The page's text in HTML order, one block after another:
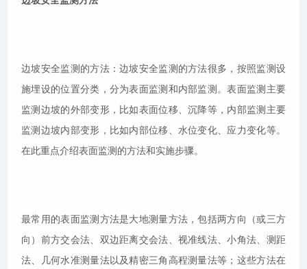
边坡安全监测的方法：边坡安全监测的方法很多，按照监测设
施埋设的位置分类，分为表面监测和内部监测。表面监测主要
监测边坡的外部变形，比如表面位移、沉降等，内部监测主要
监测边坡内部变形，比如内部位移、水位变化、应力变化等。
在此重点介绍表面监测的方法和实施步骤。
最常用的表面监测方法是大地测量方法，包括两方向（或三方
向）前方交会法、双边距离交会法、视准线法、小角法、测距
法、几何水准测量法以及精密三角高程测量法等；这些方法在